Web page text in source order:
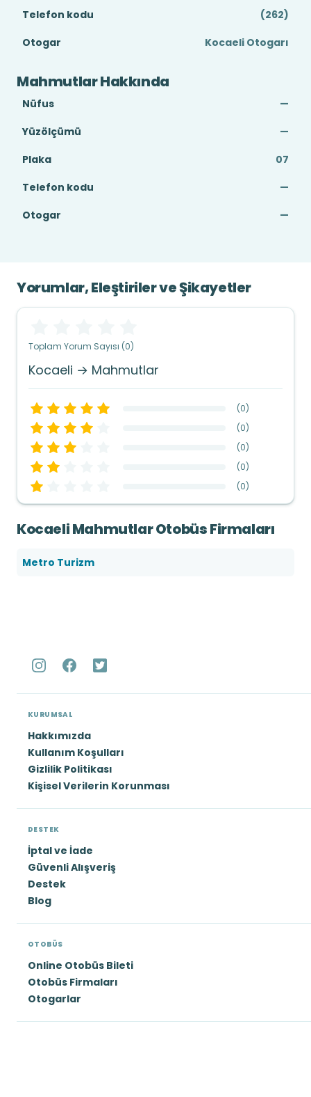
Telefon kodu
(262)
Otogar
Kocaeli Otogarı
Mahmutlar Hakkında
Nüfus
—
Yüzölçümü
—
Plaka
07
Telefon kodu
—
Otogar
—
Yorumlar, Eleştiriler ve Şikayetler
Toplam Yorum Sayısı (0)
Kocaeli → Mahmutlar
(0)
(0)
(0)
(0)
(0)
Kocaeli Mahmutlar Otobüs Firmaları
Metro Turizm
KURUMSAL
Hakkımızda
Kullanım Koşulları
Gizlilik Politikası
Kişisel Verilerin Korunması
DESTEK
İptal ve İade
Güvenli Alışveriş
Destek
Blog
OTOBÜS
Online Otobüs Bileti
Otobüs Firmaları
Otogarlar